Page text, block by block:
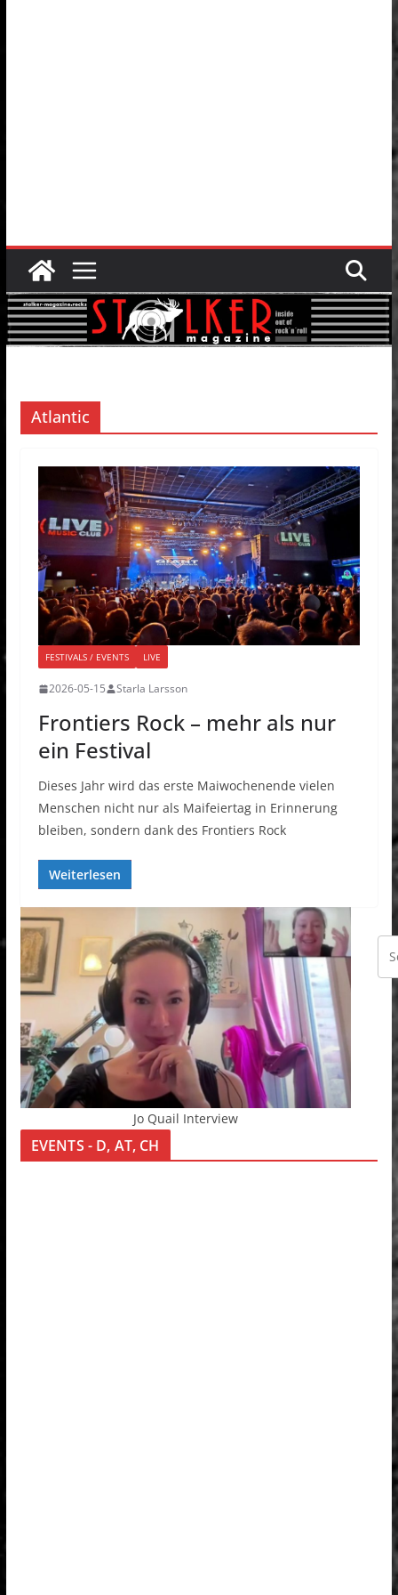
Atlantic
FESTIVALS / EVENTS LIVE
2026-05-15 Starla Larsson
Frontiers Rock – mehr als nur
ein Festival
Dieses Jahr wird das erste Maiwochenende vielen
Menschen nicht nur als Maifeiertag in Erinnerung
bleiben, sondern dank des Frontiers Rock
Weiterlesen
Jo Quail Interview
EVENTS - D, AT, CH